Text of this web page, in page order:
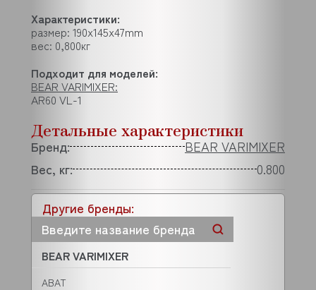
Другие бренды:
BEAR VARIMIXER
ABAT
Характеристики:
размер: 190x145x47mm
вес: 0,800кг
Подходит для моделей:
BEAR VARIMIXER:
AR60 VL-1
Детальные характеристики
Бренд:
BEAR VARIMIXER
Вес, кг:
0.800